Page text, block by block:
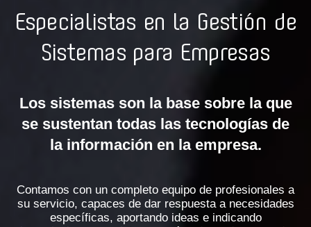
Especialistas en la Gestión de
Sistemas para Empresas
Los sistemas son la base sobre la que
se sustentan todas las tecnologías de
la información en la empresa.
Contamos con un completo equipo de profesionales a
su servicio, capaces de dar respuesta a necesidades
específicas, aportando ideas e indicando